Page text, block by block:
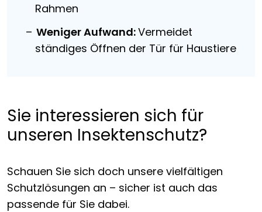
Rahmen
Weniger Aufwand:Vermeidet
ständiges Öffnen der Tür für Haustiere
Sie interessieren sich für
unseren Insektenschutz?
Schauen Sie sich doch unsere vielfältigen
Schutzlösungen an – sicher ist auch das
passende für Sie dabei.